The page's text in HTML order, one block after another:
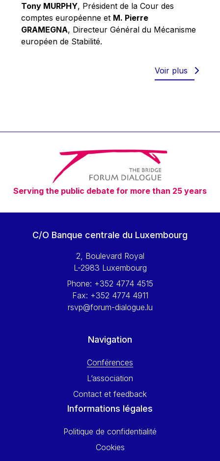
Richard Pelly
Robert Goebbels
Robert REYNDERS
Timothy Radcliffe
Vaclav Klaus
Vassilios Skouris
Vítor Manuel da Silva Caldeira
Viviane Reding
Walter Hagg
Wolfgang Ketterle
Yossi Beillin
Yves FRANCHET
Tony MURPHY, Président de la Cour des
comptes européenne et M. Pierre
GRAMEGNA, Directeur Général du Mécanisme
européen de Stabilité.
Voir plus
Serving the public debate for more than 25 years
C/O Banque centrale du Luxembourg
2, Boulevard Royal
L-2983 Luxembourg
Phone: +352 4774 4515
Fax: +352 4774 4911
rsvp@forum-dialogue.lu
Navigation
Conférences
L’association
Contact et feedback
Informations légales
Politique de confidentialité
Cookies